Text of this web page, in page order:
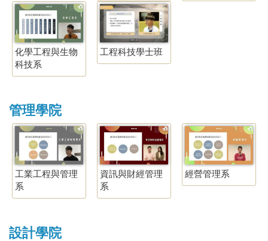
化學工程與生物
科技系
工程科技學士班
管理學院
工業工程與管理
系
資訊與財經管理
系
經營管理系
設計學院